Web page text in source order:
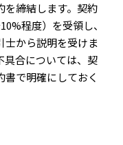
を締結します。契約
程度）を受領し、
士から説明を受けま
具合については、契
で明確にしておく